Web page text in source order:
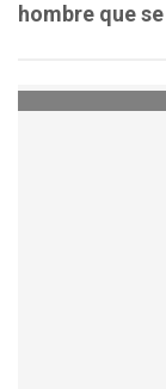
hombre que